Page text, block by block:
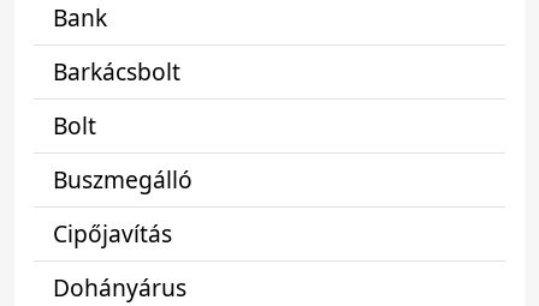
Bank
Barkácsbolt
Bolt
Buszmegálló
Cipőjavítás
Dohányárus